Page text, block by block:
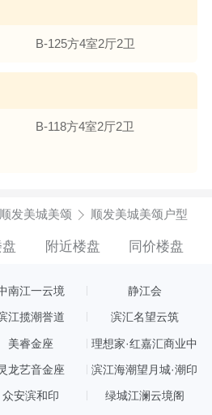
B-125方4室2厅2卫
B-118方4室2厅2卫
顺发美城美颂 顺发美城美颂户型
附近楼盘 同价楼盘
南江一云境 静江会
江揽潮誉道 滨汇名望云筑
美睿金座
理想家·红嘉汇商业中
龙艺音金座 滨江海潮望月城·潮印
众安滨和印 绿城江澜云境阁